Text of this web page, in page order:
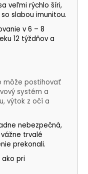
veľmi rýchlo šíri,
slabou imunitou.
v 6 – 8
12 týždňov a
môže postihovať
systém a
výtok z očí a
nebezpečná,
trvalé
prekonali.
pri